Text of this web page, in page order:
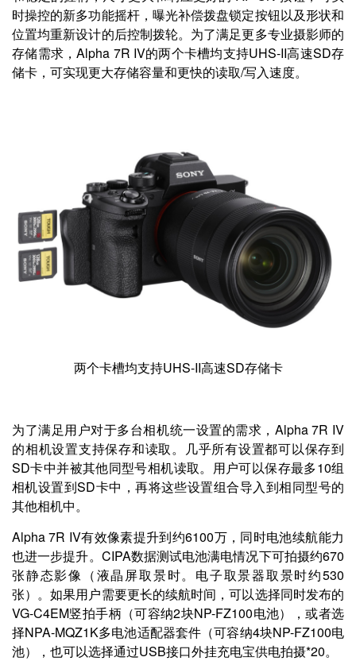
时操控的新多功能摇杆，曝光补偿拨盘锁定按钮以及形状和
位置均重新设计的后控制拨轮。为了满足更多专业摄影师的
存储需求，Alpha 7R IV的两个卡槽均支持UHS-II高速SD存
储卡，可实现更大存储容量和更快的读取/写入速度。
两个卡槽均支持UHS-II高速SD存储卡
为了满足用户对于多台相机统一设置的需求，Alpha 7R IV
的相机设置支持保存和读取。几乎所有设置都可以保存到
SD卡中并被其他同型号相机读取。用户可以保存最多10组
相机设置到SD卡中，再将这些设置组合导入到相同型号的
其他相机中。
Alpha 7R IV有效像素提升到约6100万，同时电池续航能力
也进一步提升。CIPA数据测试电池满电情况下可拍摄约670
张静态影像（液晶屏取景时。电子取景器取景时约530
张）。如果用户需要更长的续航时间，可以选择同时发布的
VG-C4EM竖拍手柄（可容纳2块NP-FZ100电池），或者选
择NPA-MQZ1K多电池适配器套件（可容纳4块NP-FZ100电
池），也可以选择通过USB接口外挂充电宝供电拍摄*20。